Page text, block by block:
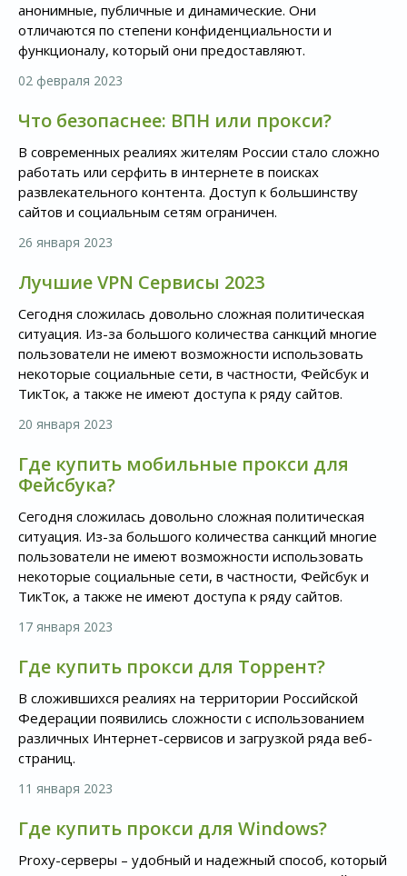
анонимные, публичные и динамические. Они
отличаются по степени конфиденциальности и
функционалу, который они предоставляют.
02 февраля 2023
Что безопаснее: ВПН или прокси?
В современных реалиях жителям России стало сложно
работать или серфить в интернете в поисках
развлекательного контента. Доступ к большинству
сайтов и социальным сетям ограничен.
26 января 2023
Лучшие VPN Сервисы 2023
Сегодня сложилась довольно сложная политическая
ситуация. Из-за большого количества санкций многие
пользователи не имеют возможности использовать
некоторые социальные сети, в частности, Фейсбук и
ТикТок, а также не имеют доступа к ряду сайтов.
20 января 2023
Где купить мобильные прокси для
Фейсбука?
Сегодня сложилась довольно сложная политическая
ситуация. Из-за большого количества санкций многие
пользователи не имеют возможности использовать
некоторые социальные сети, в частности, Фейсбук и
ТикТок, а также не имеют доступа к ряду сайтов.
17 января 2023
Где купить прокси для Торрент?
В сложившихся реалиях на территории Российской
Федерации появились сложности с использованием
различных Интернет-сервисов и загрузкой ряда веб-
страниц.
11 января 2023
Где купить прокси для Windows?
Proxy-серверы – удобный и надежный способ, который